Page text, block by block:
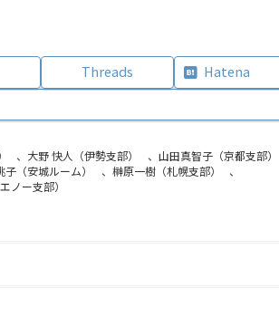
Threads Hatena
、 大野 快人（伊勢支部） 、 山田真智子（京都支部）
子（安城ルーム） 、 榊原一樹（札幌支部）
、
ノー支部）